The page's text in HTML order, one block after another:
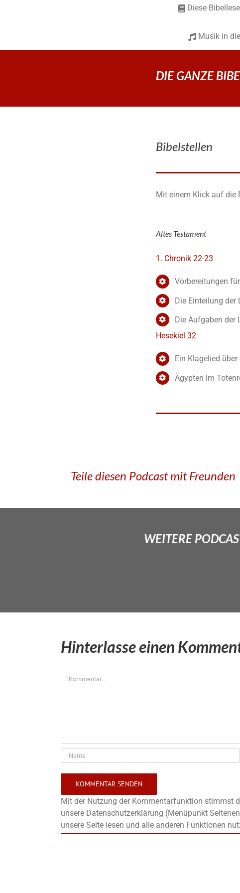
Diese
Musik in
DIE GANZE
Bibelstellen
Mit einem Klick auf die
Altes Testament
1. Chronik 22-23
Vorbereitungen
Die Einteilung der
Die Aufgaben der
Hesekiel 32
Ein Klagelied
Ägypten im
Teile diesen Podcast mit Freunden
WEITERE
Hinterlasse einen
Mit der Nutzung der Kommentarfunktion stimmst
unsere Datenschutzerklärung (Menüpunkt
unsere Seite lesen und alle anderen Funktionen